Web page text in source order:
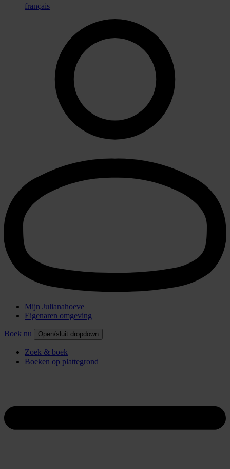
français
Mijn Julianahoeve
Eigenaren omgeving
Boek nu Open/sluit dropdown
Zoek & boek
Boeken op plattegrond